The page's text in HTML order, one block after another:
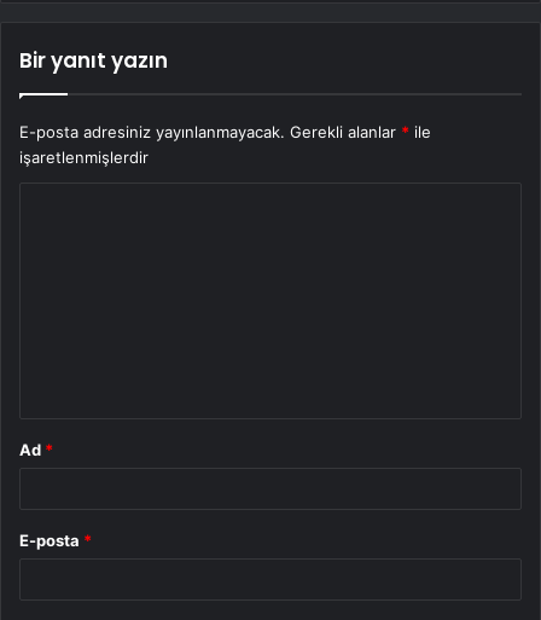
Bir yanıt yazın
E-posta adresiniz yayınlanmayacak. Gerekli alanlar * ile
işaretlenmişlerdir
Ad *
E-posta *